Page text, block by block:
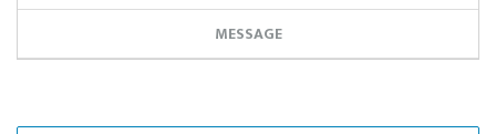
MESSAGE